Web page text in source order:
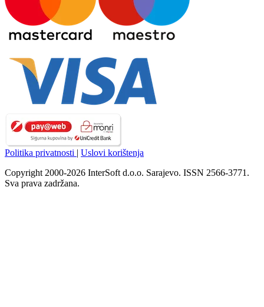
Politika privatnosti | Uslovi korištenja
Copyright 2000-2026 InterSoft d.o.o. Sarajevo. ISSN 2566-3771.
Sva prava zadržana.